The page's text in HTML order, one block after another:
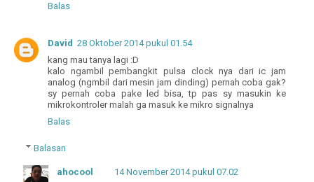
Balas
David 28 Oktober 2014 pukul 01.54
kang mau tanya lagi :D
kalo ngambil pembangkit pulsa clock nya dari ic jam
analog (ngmbil dari mesin jam dinding) pernah coba gak?
sy pernah coba pake led bisa, tp pas sy masukin ke
mikrokontroler malah ga masuk ke mikro signalnya
Balas
Balasan
ahocool
14 November 2014 pukul 07.02